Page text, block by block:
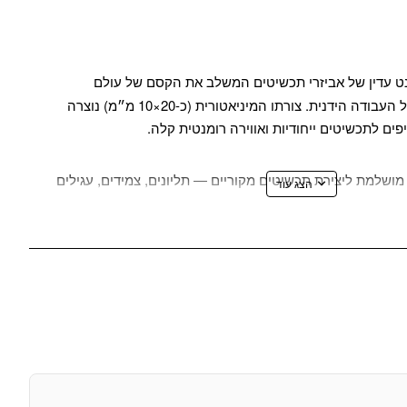
עדין של אביזרי תכשיטים המשלב את הקסם של עולם
האגדות ואת האלגנטיות של העבודה הידנית. צורתו המיניאטורית (כ-20×10 מ״מ) נוצרה
לתכשיטים ייחודיות ואווירה רומנטית קלה.
ליצירת תכשיטים מקוריים — תליונים, צמידים, עגילים
על אביזרים. דמות האלף מסמלת עדינות, הרמוניה וקשר עם
עם אלמנטים אחרים — אבני חן, פנינים, חרוזים או הוספות